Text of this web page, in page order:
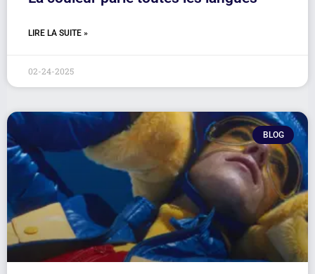
LIRE LA SUITE »
02-24-2025
BLOG